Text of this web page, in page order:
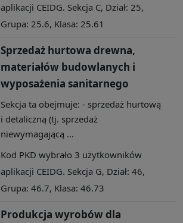
aplikacji CEIDG. Sekcja C, Dział: 25,
Grupa: 25.6, Klasa: 25.61
Sprzedaż hurtowa drewna,
materiałów budowlanych i
wyposażenia sanitarnego
Sekcja ta obejmuje: - sprzedaż hurtową
i detaliczną (tj. sprzedaż
niewymagającą ...
Kod PKD wybrało 3 użytkowników
aplikacji CEIDG. Sekcja G, Dział: 46,
Grupa: 46.7, Klasa: 46.73
Produkcja wyrobów dla